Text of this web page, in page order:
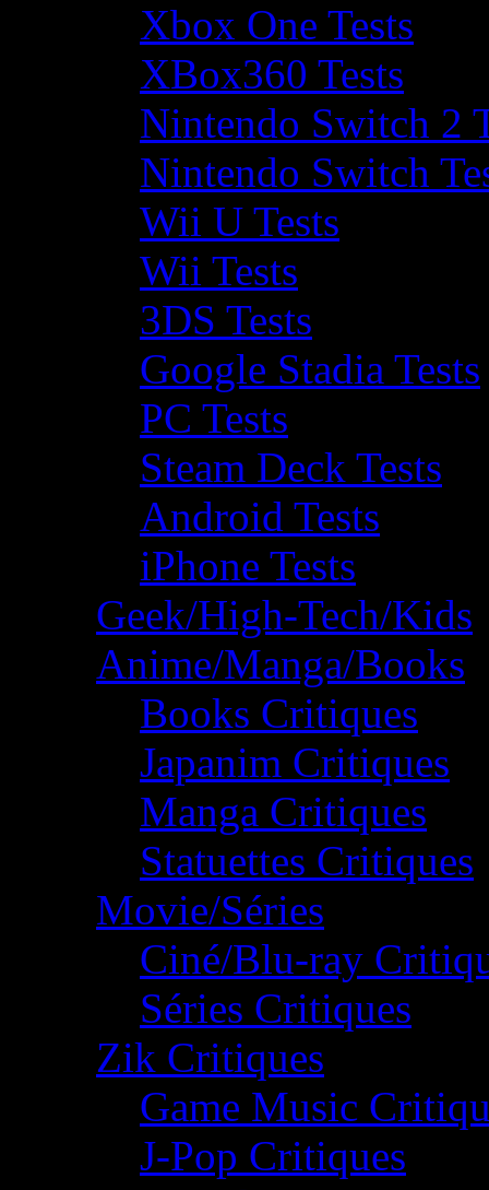
Xbox One Tests
XBox360 Tests
Nintendo Switch 2
Nintendo Switch
Wii U Tests
Wii Tests
3DS Tests
Google Stadia Tests
PC Tests
Steam Deck Tests
Android Tests
iPhone Tests
Geek/High-Tech/Kids
Anime/Manga/Books
Books Critiques
Japanim Critiques
Manga Critiques
Statuettes Critiques
Movie/Séries
Ciné/Blu-ray
Séries Critiques
Zik Critiques
Game Music
J-Pop Critiques